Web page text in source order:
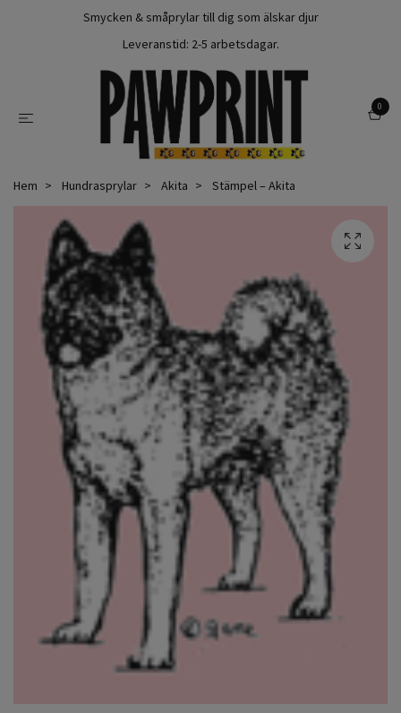
Smycken & småprylar till dig som älskar djur
Leveranstid: 2-5 arbetsdagar.
0
Hem Hundrasprylar Akita Stämpel – Akita